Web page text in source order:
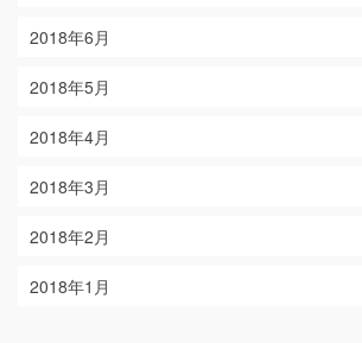
2018年6月
2018年5月
2018年4月
2018年3月
2018年2月
2018年1月